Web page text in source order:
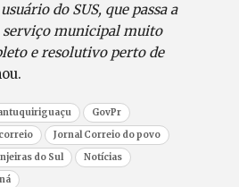
do SUS, que passa a
municipal muito
e resolutivo perto de
GovPr
Jornal Correio do povo
do Sul
Notícias